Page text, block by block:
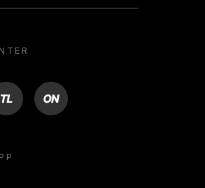
ON